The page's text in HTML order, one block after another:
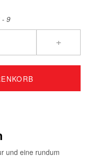
- 9
+
und eine rundum